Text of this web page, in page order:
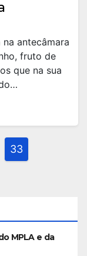
antecâmara
fruto de
que na sua
33
MPLA e da